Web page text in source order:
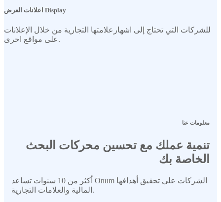
اعلانات العرض Display
للشركات التي تحتاج إلى اشهارعلامتها التجارية من خلال الإعلانات
على مواقع اخرى.
معلومات عنا
تنمية عملك مع تحسين محركات البحث
الخاصة بك
أكثر من 10 سنوات تساعد Onum الشركات على تحقيق أهدافها
المالية والعلامات التجارية.